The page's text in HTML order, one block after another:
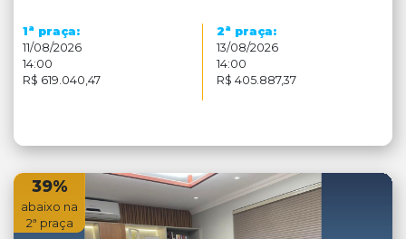
1a praça:
11/08/2026
14:00
R$ 619.040,47
2a praça:
13/08/2026
14:00
R$ 405.887,37
39%
abaixo na
2ª praça